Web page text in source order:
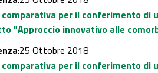
per il conferimento di
innovativo alle
:25 Ottobre 2018
per il conferimento di